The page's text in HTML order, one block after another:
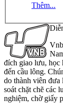
Thêm...
đích giao lưu, học
đến cầu lông.
do thành viên
soát chặt chẽ các
nghiệm, chờ giấy